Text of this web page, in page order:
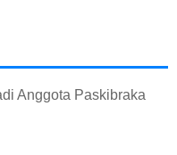
Anggota Paskibraka